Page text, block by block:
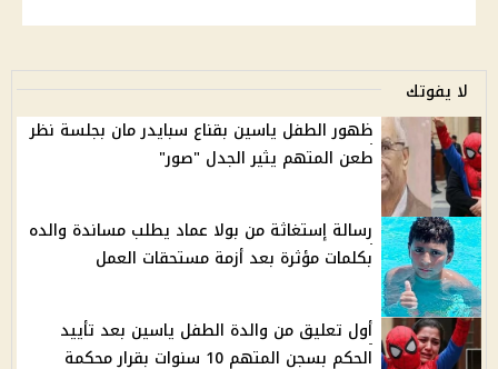
لا يفوتك
ظهور الطفل ياسين بقناع سبايدر مان بجلسة نظر
طعن المتهم يثير الجدل "صور"
رسالة إستغاثة من بولا عماد يطلب مساندة والده
بكلمات مؤثرة بعد أزمة مستحقات العمل
أول تعليق من والدة الطفل ياسين بعد تأييد
الحكم بسجن المتهم 10 سنوات بقرار محكمة